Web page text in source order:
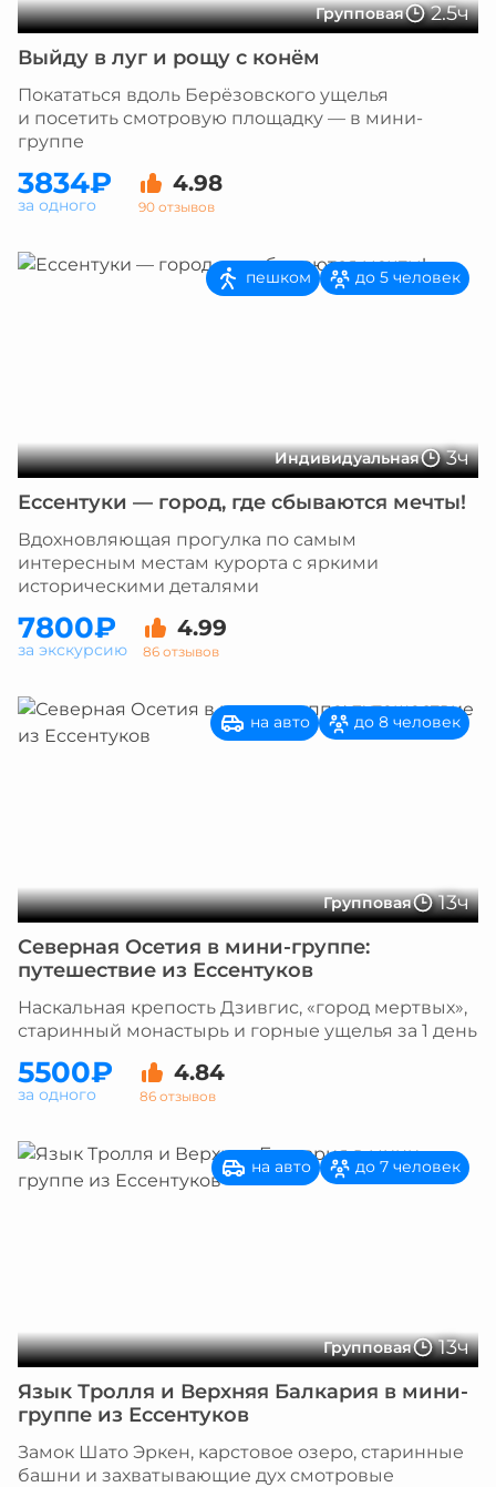
Групповая 2.5ч
Выйду в луг и рощу с конём
Покататься вдоль Берёзовского ущелья
и посетить смотровую площадку — в мини-
группе
3834₽ 4.98
90 отзывов
за одного
Индивидуальная 3ч
пешком до 5 человек
Ессентуки — город, где сбываются мечты!
Вдохновляющая прогулка по самым
интересным местам курорта с яркими
историческими деталями
7800₽ 4.99
86 отзывов
за экскурсию
Групповая 13ч
на авто до 8 человек
Северная Осетия в мини-группе:
путешествие из Ессентуков
Наскальная крепость Дзивгис, «город мертвых»,
старинный монастырь и горные ущелья за 1 день
5500₽ 4.84
86 отзывов
за одного
Групповая 13ч
на авто до 7 человек
Язык Тролля и Верхняя Балкария в мини-
группе из Ессентуков
Замок Шато Эркен, карстовое озеро, старинные
башни и захватывающие дух смотровые